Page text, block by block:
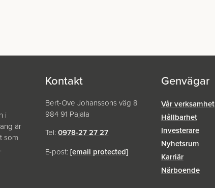
i
är
som
Kontakt
Bert-Ove Johanssons väg 8
984 91 Pajala
Tel:0978-27 27 27
E-post:[email protected]
Genvägar
Vår verksamhet
Hållbarhet
Investerare
Nyhetsrum
Karriär
Närboende